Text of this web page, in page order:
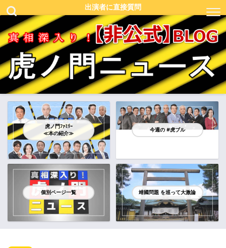
出演者に直接質問
虎ノ門ﾌｧﾐﾘｰ
≪本の紹介≫
今週の #虎ブル
個別ページ一覧 靖國問題 を巡って大激論